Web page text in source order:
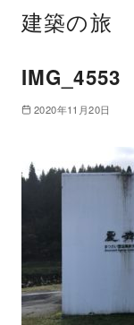
建築の旅
IMG_4553
2020年11月20日